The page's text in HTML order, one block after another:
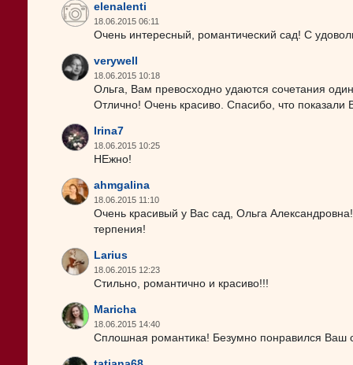
elenalenti
18.06.2015 06:11
Очень интересный, романтический сад! С
verywell
18.06.2015 10:18
Ольга, Вам превосходно удаются сочетания
Отлично! Очень красиво. Спасибо, что показали
Irina7
18.06.2015 10:25
НЕжно!
ahmgalina
18.06.2015 11:10
Очень красивый у Вас сад, Ольга
терпения!
Larius
18.06.2015 12:23
Стильно, романтично и красиво!!!
Maricha
18.06.2015 14:40
Сплошная романтика! Безумно понравился Ваш